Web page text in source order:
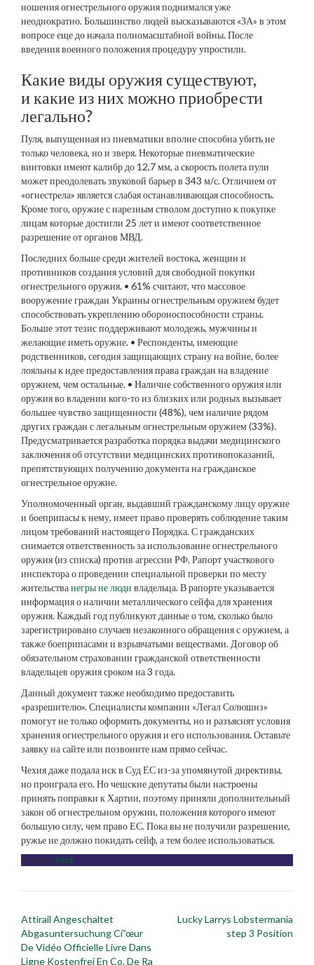
ношения огнестрельного оружия поднимался уже
неоднократно. Большинство людей высказываются «ЗА» в этом
вопросе еще до начала полномасштабной войны. После
введения военного положения процедуру упростили.
Какие виды оружия существуют,
и какие из них можно приобрести
легально?
Пуля, выпущенная из пневматики вполне способна убить не
только человека, но и зверя. Некоторые пневматические
винтовки имеют калибр до 12,7 мм, а скорость полета пули
может преодолевать звуковой барьер в 343 м/с. Отличием от
«огнестрела» является слабая останавливающая способность.
Кроме того, оружие с нарезным стволом доступно к покупке
лицам которые достигли 25 лет и имеют соответственное
разрешение от органов МВД.
Последних больше среди жителей востока, женщин и
противников создания условий для свободной покупки
огнестрельного оружия. • 61% считают, что массовое
вооружение граждан Украины огнестрельным оружием будет
способствовать укреплению обороноспособности страны.
Больше этот тезис поддерживают молодежь, мужчины и
желающие иметь оружие. • Респонденты, имеющие
родственников, сегодня защищающих страну на войне, более
лояльны к идее предоставления права граждан на владение
оружием, чем остальные. • Наличие собственного оружия или
оружия во владении кого-то из близких или родных вызывает
большее чувство защищенности (48%), чем наличие рядом
других граждан с легальным огнестрельным оружием (33%).
Предусматривается разработка порядка выдачи медицинского
заключения об отсутствии медицинских противопоказаний,
препятствующих получению документа на гражданское
огнестрельное оружие.
Уполномоченный орган, выдавший гражданскому лицу оружие
и боеприпасы к нему, имеет право проверять соблюдение таким
лицом требований настоящего Порядка. С гражданских
снимается ответственность за использование огнестрельного
оружия (из списка) против агрессии РФ. Рапорт участкового
инспектора о проведении специальной проверки по месту
жительстванегры не люди владельца. В рапорте указывается
информация о наличии металлического сейфа для хранения
оружия. Каждый год публикуют данные о том, сколько было
зарегистрировано случаев незаконного обращения с оружием, а
также боеприпасами и взрывчатыми веществами. Договор об
обязательном страховании гражданской ответственности
владельцев оружия сроком на 3 года.
Данный документ также необходимо предоставить
«разрешителю». Специалисты компании «Легал Солюшнз»
помогут не только оформить документы, но и разъяснят условия
хранения огнестрельного оружия и его использования. Оставьте
заявку на сайте или позвоните нам прямо сейчас.
Чехия даже подала иск в Суд ЕС из-за упомянутой директивы,
но проиграла его. Но чешские депутаты были настроены
принять поправки к Хартии, поэтому приняли дополнительный
закон об огнестрельном оружии, положения которого имеют
большую силу, чем право ЕС. Пока вы не получили разрешение,
ружье не должно покидать сейф, а тем более использоваться.
Posted in black
Post
navigation
Attirail Angeschaltet
Abgasuntersuchung Cí”œur
De Vidéo Officielle Livre Dans
Ligne Kostenfrei En Co. De Ra
Lucky Larrys Lobstermania
step 3 Position